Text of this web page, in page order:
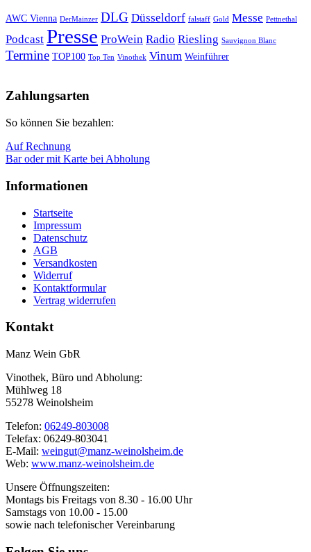
AWC Vienna DerMainzer DLG Düsseldorf falstaff Gold Messe Pettnethal
Podcast Presse ProWein Radio Riesling Sauvignon Blanc
Termine TOP100 Top Ten Vinothek Vinum Weinführer
oben
Zahlungsarten
So können Sie bezahlen:
Auf Rechnung
Bar oder mit Karte bei Abholung
Informationen
Startseite
Impressum
Datenschutz
AGB
Versandkosten
Widerruf
Kontaktformular
Vertrag widerrufen
Kontakt
Manz Wein GbR
Vinothek, Büro und Abholung:
Mühlweg 18
55278 Weinolsheim
Telefon: 06249-803008
Telefax: 06249-803041
E-Mail: weingut@manz-weinolsheim.de
Web: www.manz-weinolsheim.de
Unsere Öffnungszeiten:
Montags bis Freitags von 8.30 - 16.00 Uhr
Samstags von 10.00 - 15.00
sowie nach telefonischer Vereinbarung